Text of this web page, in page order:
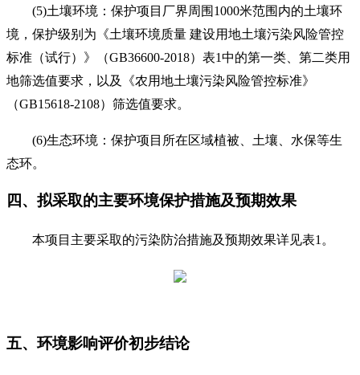
(5)土壤环境：保护项目 厂界周围 1000米范围内的土壤环
境，保护级别为《土壤环境质量 建设用地土壤污染风险管控
标准（试行）》（GB36600-2018）表1中的第一类、第二类用
地筛选值要求 ，以及《农用地土壤污染风险管控标准》
（GB15618-2108）筛选值要求。
(6)生态环境：保护项目所在区域植被、土壤、水保等生
态环。
四、拟采取的主要环境保护措施及预期效果
本项目主要采取的污染防治措施及预期效果详见表1 。
五、环境影响评价初步结论